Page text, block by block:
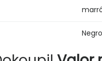
Negro